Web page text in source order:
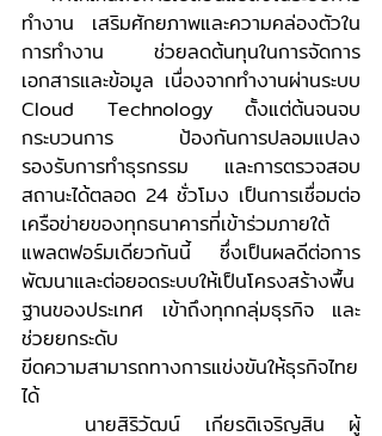
ทำงาน เสริมศักยภาพและความคล่องตัวใน
การทำงาน ช่วยลดต้นทุนในการจัดการ
เอกสารและข้อมูล เนื่องจากทำงานผ่านระบบ
Cloud Technology ตั้งแต่ต้นจนจบ
กระบวนการ ป้องกันการปลอมแปลง
รองรับการทำธุรกรรม และการตรวจสอบ
สถานะได้ตลอด 24 ชั่วโมง เป็นการเชื่อมต่อ
เครือข่ายของทุกธนาคารที่เข้าร่วมภายใต้
แพลตฟอร์มเดียวกันนี้ ซึ่งเป็นผลดีต่อการ
พัฒนาและต่อยอดระบบให้เป็นโครงสร้างพื้น
ฐานของประเทศ เข้าถึงทุกกลุ่มธุรกิจ และ
ช่วยยกระดับ
ขีดความสามารถทางการแข่งขันให้ธุรกิจไทย
ได้